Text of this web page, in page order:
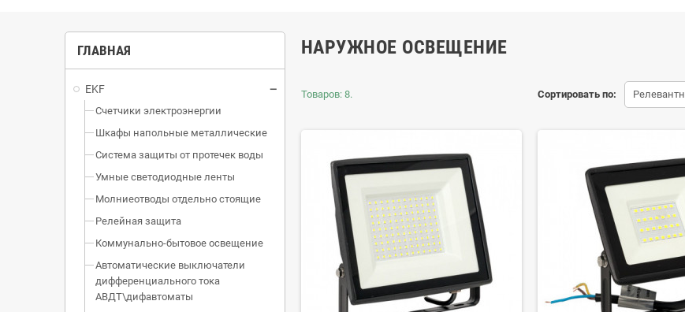
ГЛАВНАЯ
EKF
Счетчики электроэнергии
Шкафы напольные металлические
Система защиты от протечек воды
Умные светодиодные ленты
Молниеотводы отдельно стоящие
Релейная защита
Коммунально-бытовое освещение
Автоматические выключатели
дифференциального тока
АВДТ\дифавтоматы
НАРУЖНОЕ ОСВЕЩЕНИЕ
Сортировать по:
Товаров: 8.